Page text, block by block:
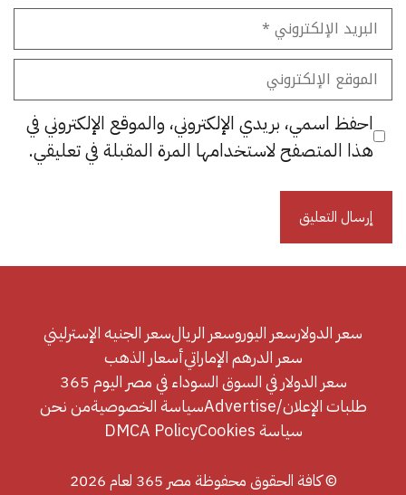
البريد
الإلكتروني
الموقع
الإلكتروني
احفظ اسمي، بريدي الإلكتروني، والموقع الإلكتروني في
هذا المتصفح لاستخدامها المرة المقبلة في تعليقي.
سعر الدولارسعر اليوروسعر الريالسعر الجنيه الإسترليني
سعر الدرهم الإماراتيأسعار الذهب
سعر الدولار في السوق السوداء في مصر اليوم 365
طلبات الإعلان/Advertise
سياسة الخصوصيةمن نحن
سياسة Cookies
DMCA Policy
© كافة الحقوق محفوظة مصر 365 لعام 2026